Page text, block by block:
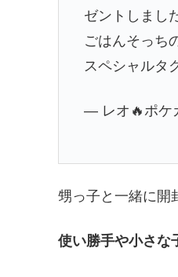
ゼントしまし
ごはんそっち
スペシャルタ
— レオ🔥ポケ
甥っ子と一緒に開
使い勝手や小さな